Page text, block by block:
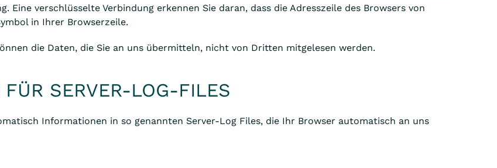
Eine verschlüsselte Verbindung erkennen Sie daran, dass die Adresszeile des Browsers von
in Ihrer Browserzeile.
die Daten, die Sie an uns übermitteln, nicht von Dritten mitgelesen werden.
FÜR SERVER-LOG-FILES
Informationen in so genannten Server-Log Files, die Ihr Browser automatisch an uns